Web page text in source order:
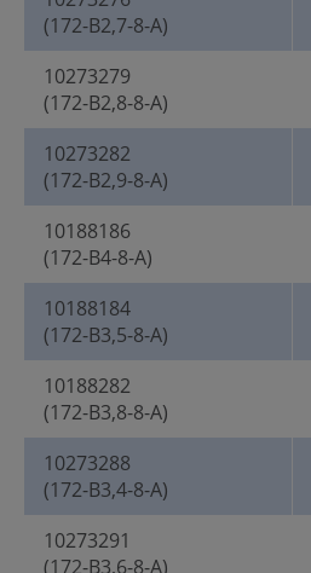
(172-B2,7-8-A)
10273279
(172-B2,8-8-A)
10273282
(172-B2,9-8-A)
10188186
(172-B4-8-A)
10188184
(172-B3,5-8-A)
10188282
(172-B3,8-8-A)
10273288
(172-B3,4-8-A)
10273291
(172-B3,6-8-A)